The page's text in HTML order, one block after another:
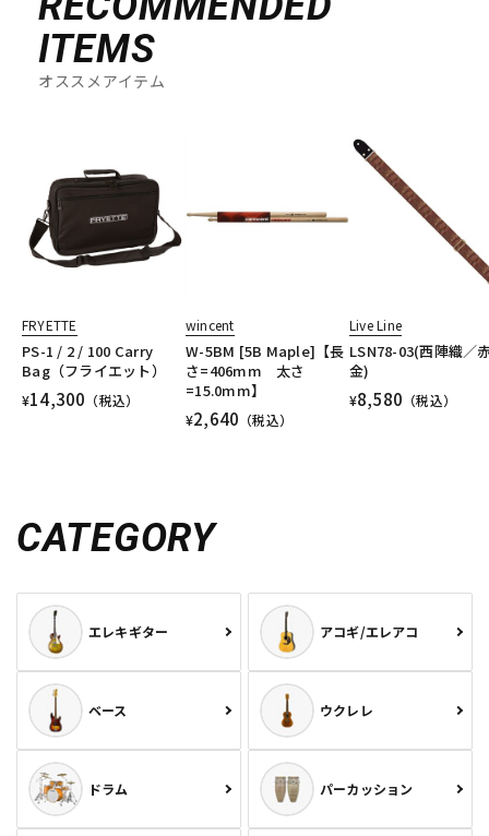
ITEMS
オススメアイテム
FRYETTE
PS-1 / 2 / 100 Carry
Bag（フライエット）
¥14,300 （税込）
wincent
W-5BM [5B Maple]【長
さ=406mm 太さ
=15.0mm】
¥2,640 （税込）
Live Line
LSN78-03(西陣織／
金)
¥8,580 （税込）
CATEGORY
エレキギター アコギ/エレアコ
ベース ウクレレ
ドラム パーカッション